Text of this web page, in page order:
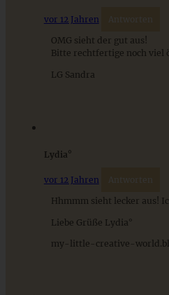
Omas blitzschneller und
ZUM BEITRAG
Minuten auf dem Tisch!
vor 12 Jahren Antworten
OMG sieht der gut aus!
Bitte rechtfertige noch viel
LG Sandra
Lydia°
vor 12 Jahren Antworten
Hhmmm sieht lecker aus!
Liebe Grüße Lydia°
my-little-creative-